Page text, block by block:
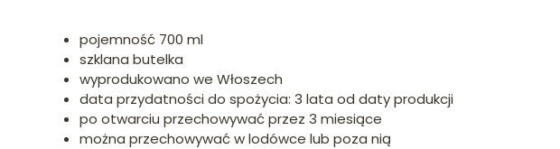
pojemność 700 ml
szklana butelka
wyprodukowano we Włoszech
data przydatności do spożycia: 3 lata od daty produkcji
po otwarciu przechowywać przez 3 miesiące
można przechowywać w lodówce lub poza nią